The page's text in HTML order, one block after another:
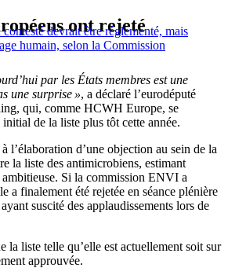
devrait être réglementé, mais
humain, selon la Commission
ont rejeté
par les États membres est une
une surprise », a déclaré l’eurodéputé
qui, comme HCWH Europe, se
de la liste plus tôt cette année.
l’élaboration d’une objection au sein de la
la liste des antimicrobiens, estimant
ambitieuse. Si la commission ENVI a
a finalement été rejetée en séance plénière
suscité des applaudissements lors de
la liste telle qu’elle est actuellement soit sur
approuvée.